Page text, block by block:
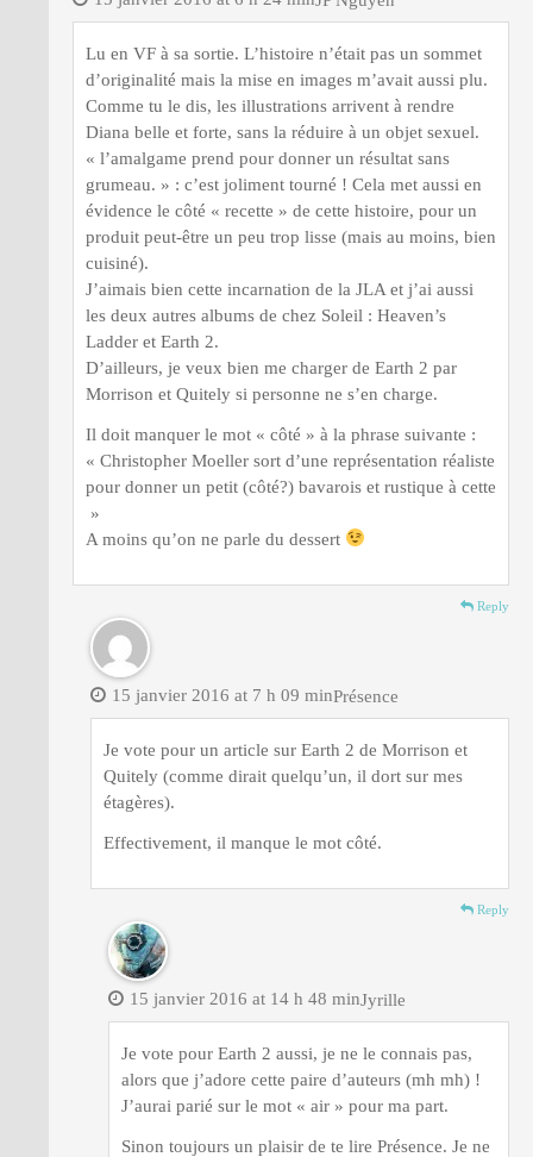
Lu en VF à sa sortie. L’histoire n’était pas un sommet
d’originalité mais la mise en images m’avait aussi plu.
Comme tu le dis, les illustrations arrivent à rendre
Diana belle et forte, sans la réduire à un objet sexuel.
« l’amalgame prend pour donner un résultat sans
grumeau. » : c’est joliment tourné ! Cela met aussi en
évidence le côté « recette » de cette histoire, pour un
produit peut-être un peu trop lisse (mais au moins, bien
cuisiné).
J’aimais bien cette incarnation de la JLA et j’ai aussi
les deux autres albums de chez Soleil : Heaven’s
Ladder et Earth 2.
D’ailleurs, je veux bien me charger de Earth 2 par
Morrison et Quitely si personne ne s’en charge.
Il doit manquer le mot « côté » à la phrase suivante :
« Christopher Moeller sort d’une représentation réaliste
pour donner un petit (côté?) bavarois et rustique à cette
»
A moins qu’on ne parle du dessert
Reply
Présence
15 janvier 2016 at 7 h 09 min
Je vote pour un article sur Earth 2 de Morrison et
Quitely (comme dirait quelqu’un, il dort sur mes
étagères).
Effectivement, il manque le mot côté.
Reply
Jyrille
15 janvier 2016 at 14 h 48 min
Je vote pour Earth 2 aussi, je ne le connais pas,
alors que j’adore cette paire d’auteurs (mh mh) !
J’aurai parié sur le mot « air » pour ma part.
Sinon toujours un plaisir de te lire Présence. Je ne